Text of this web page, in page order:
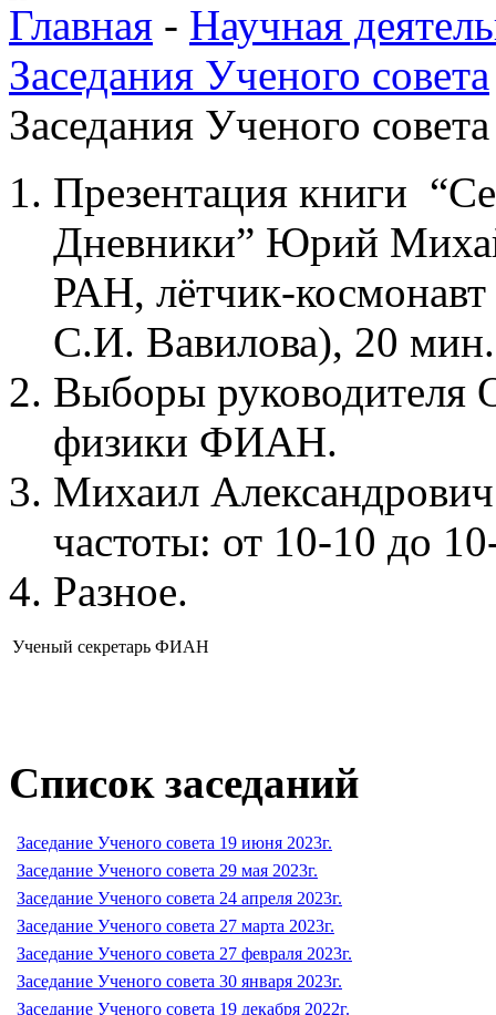
Главная - Научная
Заседания Ученого совета
Заседания Ученого
Презентация книги
Дневники” Юрий
РАН, лётчик-
С.И. Вавилова), 20 мин.
Выборы руководителя
физики ФИАН.
Михаил
частоты: от 10-10 до
Разное.
Ученый секретарь ФИАН
Список заседаний
Заседание Ученого совета 19 июня 2023г.
Заседание Ученого совета 29 мая 2023г.
Заседание Ученого совета 24 апреля 2023г.
Заседание Ученого совета 27 марта 2023г.
Заседание Ученого совета 27 февраля 2023г.
Заседание Ученого совета 30 января 2023г.
Заседание Ученого совета 19 декабря 2022г.